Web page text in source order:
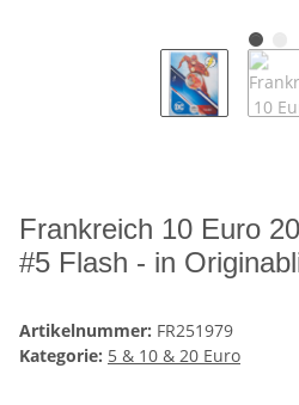
Frankreich 10 Euro
#5 Flash - in
Artikelnummer: FR251979
Kategorie: 5 & 10 & 20 Euro